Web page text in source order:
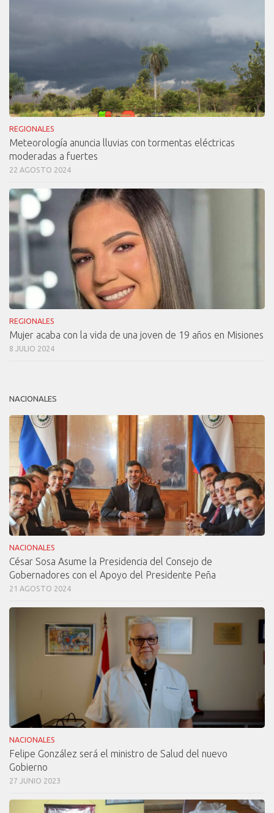
REGIONALES
Meteorología anuncia lluvias con tormentas eléctricas
moderadas a fuertes
22 AGOSTO 2024
REGIONALES
Mujer acaba con la vida de una joven de 19 años en Misiones
8 JULIO 2024
NACIONALES
NACIONALES
César Sosa Asume la Presidencia del Consejo de
Gobernadores con el Apoyo del Presidente Peña
21 AGOSTO 2024
NACIONALES
Felipe González será el ministro de Salud del nuevo
Gobierno
27 JUNIO 2023